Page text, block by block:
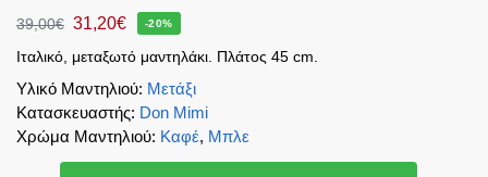
39,00€ 31,20€ -20%
Ιταλικό, μεταξωτό μαντηλάκι. Πλάτος 45 cm.
Υλικό Μαντηλιού: Μετάξι
Κατασκευαστής: Don Mimi
Χρώμα Μαντηλιού: Καφέ, Μπλε